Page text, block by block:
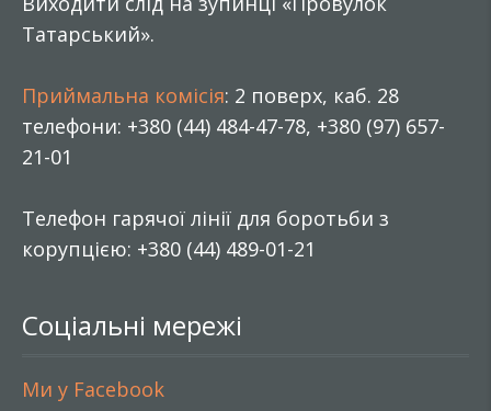
Татарський».
Приймальна комісія: 2 поверх, каб. 28
телефони: +380 (44) 484-47-78, +380 (97) 657-
21-01
Телефон гарячої лінії для боротьби з
корупцією: +380 (44) 489-01-21
Соціальні мережі
Ми у Facebook